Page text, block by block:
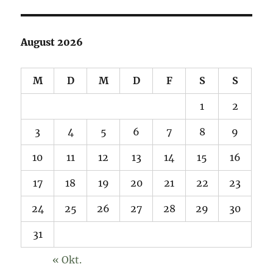
August 2026
M D M D F S S
1 2
3 4 5 6 7 8 9
10 11 12 13 14 15 16
17 18 19 20 21 22 23
24 25 26 27 28 29 30
31
« Okt.